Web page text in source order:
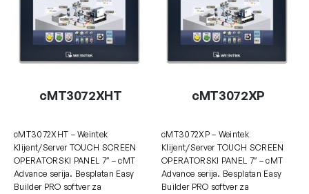
cMT3072XHT
cMT3072XHT – Weintek
Klijent/Server TOUCH SCREEN
OPERATORSKI PANEL 7″ – cMT
Advance serija. Besplatan Easy
Builder PRO softver za
cMT3072XP
cMT3072XP – Weintek
Klijent/Server TOUCH SCREEN
OPERATORSKI PANEL 7″ – cMT
Advance serija. Besplatan Easy
Builder PRO softver za